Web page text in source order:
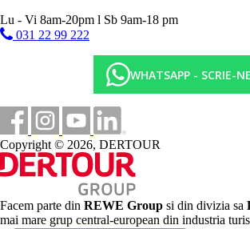
boccia
hidrobiciclete
volei pe plaja
teren de baschet
fitness, aerobic
Grecoland club (3–12 ani)
Activitati sportive contra cost
calarie
sporturi nautice pe plaja
inchiriere de biciclete
lectii de tenis pentru copii si adulti
biliard
Lu - Vi 8am-20pm l Sb 9am-18 pm
031 22 99 222
WHATSAPP - SCRIE-NE
Copyright © 2026, DERTOUR
Facem parte din REWE Group si din divizia sa
mai mare grup central-european din industria